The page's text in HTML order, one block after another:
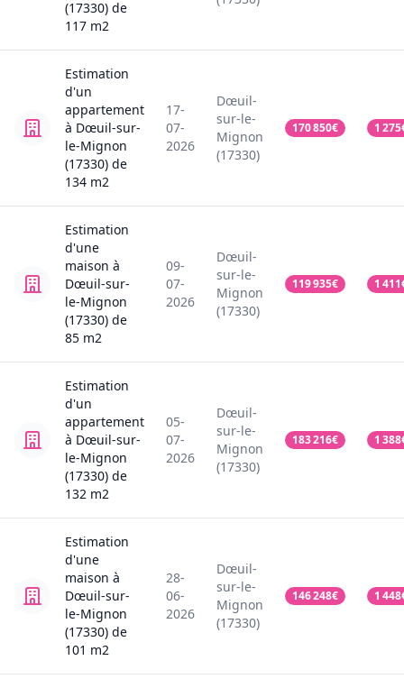
(17330) de
117 m2
Estimation
d'un
appartement
à Dœuil-sur-
le-Mignon
(17330) de
134 m2
17-
07-
2026
Dœuil-
sur-le-
Mignon
(17330)
170 850€ 1 275
Estimation
d'une
maison à
Dœuil-sur-
le-Mignon
(17330) de
85 m2
09-
07-
2026
Dœuil-
sur-le-
Mignon
(17330)
119 935€ 1 411
Estimation
d'un
appartement
à Dœuil-sur-
le-Mignon
(17330) de
132 m2
05-
07-
2026
Dœuil-
sur-le-
Mignon
(17330)
183 216€ 1 388
Estimation
d'une
maison à
Dœuil-sur-
le-Mignon
(17330) de
101 m2
28-
06-
2026
Dœuil-
sur-le-
Mignon
(17330)
146 248€ 1 448